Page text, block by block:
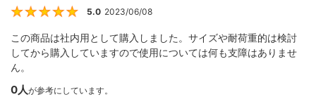
5
5.0 2023/06/08
この商品は社内用として購入しました。サイズや耐荷重的は検討
してから購入していますので使用については何も支障はありませ
ん。
0人が参考にしています。